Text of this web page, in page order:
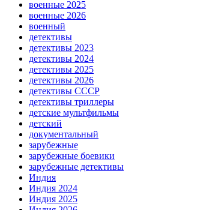
военные 2025
военные 2026
военный
детективы
детективы 2023
детективы 2024
детективы 2025
детективы 2026
детективы СССР
детективы триллеры
детские мультфильмы
детский
документальный
зарубежные
зарубежные боевики
зарубежные детективы
Индия
Индия 2024
Индия 2025